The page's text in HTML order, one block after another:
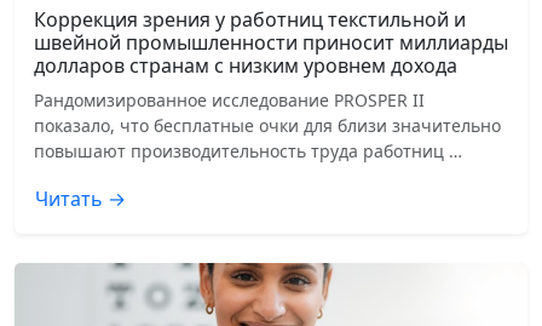
Коррекция зрения у работниц текстильной и
швейной промышленности приносит миллиарды
долларов странам с низким уровнем дохода
Рандомизированное исследование PROSPER II
показало, что бесплатные очки для близи значительно
повышают производительность труда работниц …
Читать →